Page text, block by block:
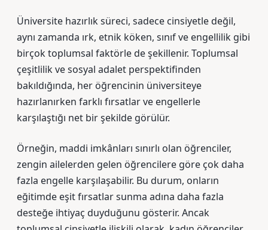
Üniversite hazırlık süreci, sadece cinsiyetle değil,
aynı zamanda ırk, etnik köken, sınıf ve engellilik gibi
birçok toplumsal faktörle de şekillenir. Toplumsal
çeşitlilik ve sosyal adalet perspektifinden
bakıldığında, her öğrencinin üniversiteye
hazırlanırken farklı fırsatlar ve engellerle
karşılaştığı net bir şekilde görülür.
Örneğin, maddi imkânları sınırlı olan öğrenciler,
zengin ailelerden gelen öğrencilere göre çok daha
fazla engelle karşılaşabilir. Bu durum, onların
eğitimde eşit fırsatlar sunma adına daha fazla
desteğe ihtiyaç duyduğunu gösterir. Ancak